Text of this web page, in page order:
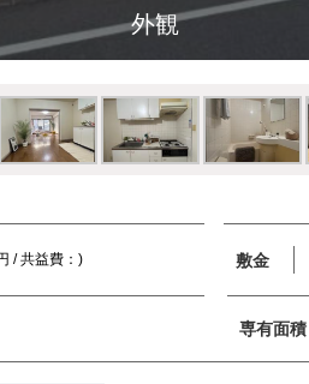
外観
/ 共益費：) 敷金
専有面積